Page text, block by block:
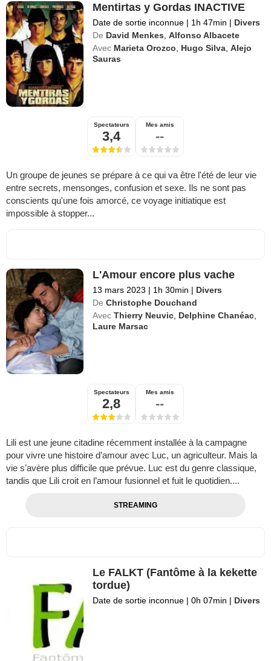
Mentirtas y Gordas INACTIVE
Date de sortie inconnue | 1h 47min | Divers
De David Menkes ,Alfonso Albacete
Avec Marieta Orozco Hugo Silva ,Alejo
Sauras
Spectateurs
3,4
Mes amis
--
Un groupe de jeunes se prépare à ce qui va être l'été de leur vie
entre secrets, mensonges, confusion et sexe. Ils ne sont pas
conscients qu'une fois amorcé, ce voyage initiatique est
impossible à stopper...
L'Amour encore plus vache
13 mars 2023 | 1h 30min | Divers
De Christophe Douchand
Avec Thierry Neuvic Delphine Chanéac
Laure Marsac
Spectateurs
2,8
Mes amis
--
Lili est une jeune citadine récemment installée à la campagne
pour vivre une histoire d’amour avec Luc, un agriculteur. Mais la
vie s’avère plus difficile que prévue. Luc est du genre classique,
tandis que Lili croit en l’amour fusionnel et fuit le quotidien....
STREAMING
Le FALKT (Fantôme à la kekette
tordue)
Date de sortie inconnue | 0h 07min | Divers